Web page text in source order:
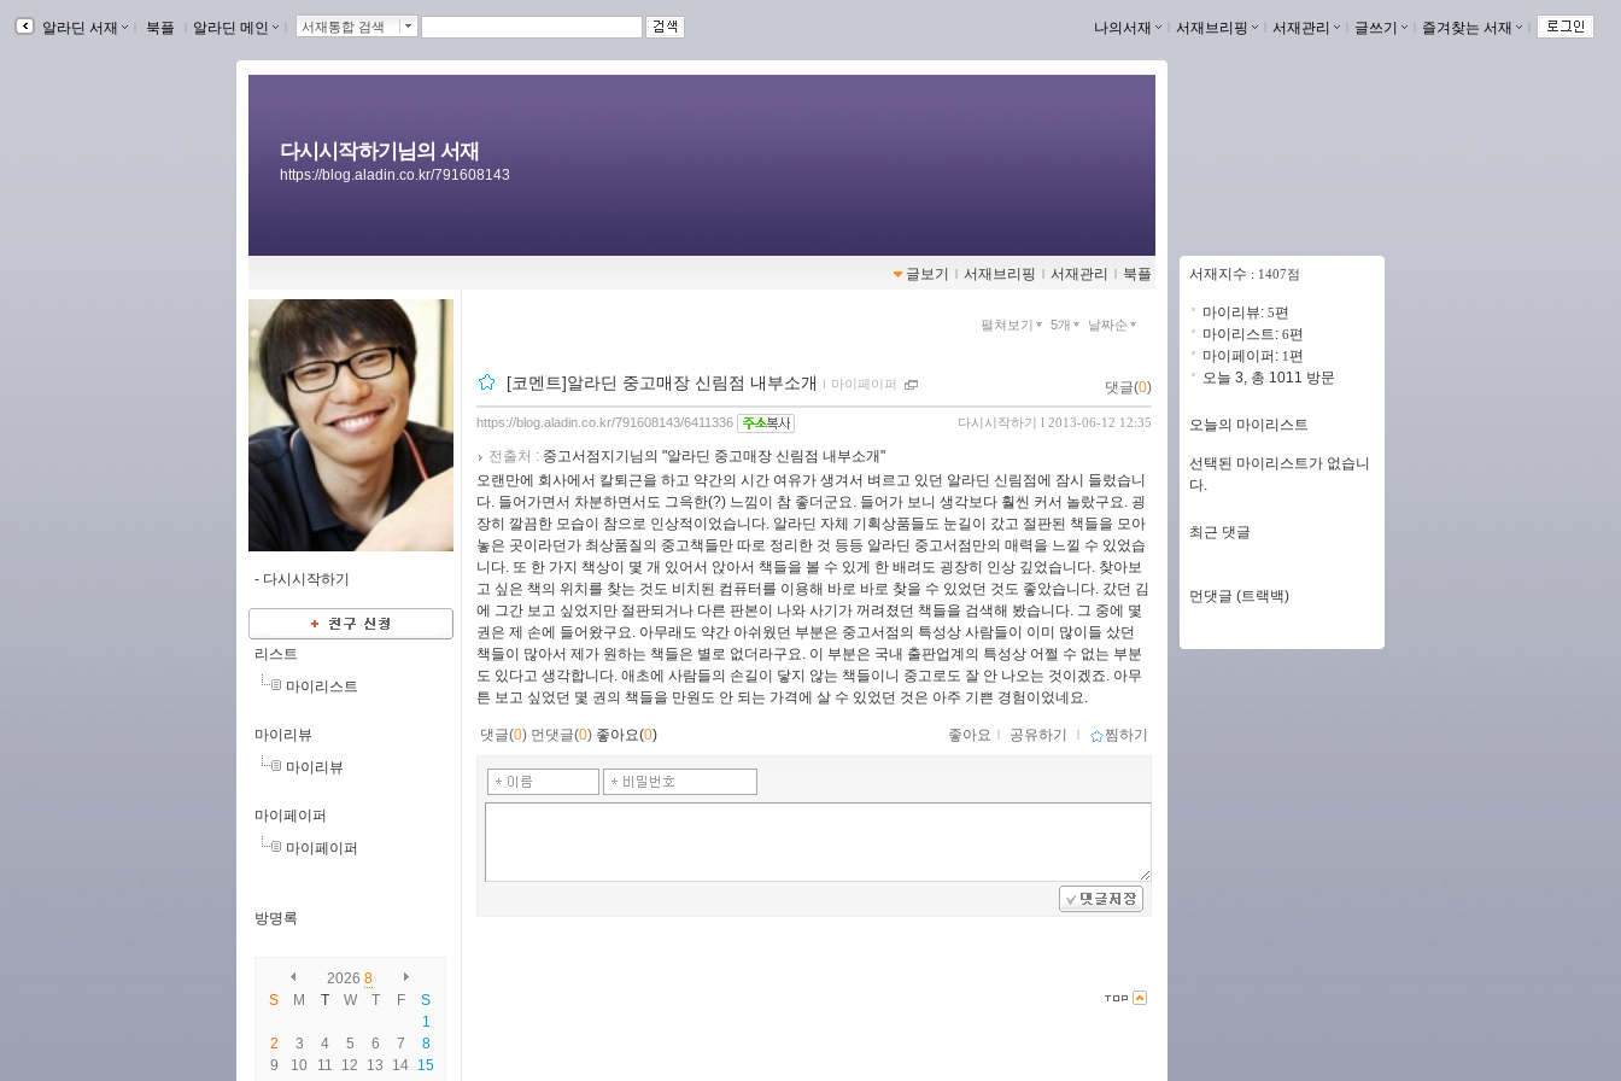
알라딘 서재 북플 알라딘 메인 서재통합 검색 나의서재 서재브리핑 서재관리 글쓰기 즐겨찾는 서재
다시시작하기님의 서재
https://blog.aladin.co.kr/791608143
글보기 ｌ 서재브리핑 ｌ 서재관리 ｌ 북플
- 다시시작하기
리스트
마이리스트
마이리뷰
마이리뷰
마이페이퍼
마이페이퍼
방명록
2026 8
S
M T W T F
S
1
2
3 4 5 6 7
8
9
10 11 12 13 14 15
펼쳐보기 5개 날짜순
[코멘트]알라딘 중고매장 신림점 내부소개 ｌ 마이페이퍼 댓글(0)
다시시작하기 l 2013-06-12 12:35
https://blog.aladin.co.kr/791608143/6411336
전출처 : 중고서점지기님의 "알라딘 중고매장 신림점 내부소개"
오랜만에 회사에서 칼퇴근을 하고 약간의 시간 여유가 생겨서 벼르고 있던 알라딘 신림점에 잠시 들렀습니
다. 들어가면서 차분하면서도 그윽한(?) 느낌이 참 좋더군요. 들어가 보니 생각보다 훨씬 커서 놀랐구요. 굉
장히 깔끔한 모습이 참으로 인상적이었습니다. 알라딘 자체 기획상품들도 눈길이 갔고 절판된 책들을 모아
놓은 곳이라던가 최상품질의 중고책들만 따로 정리한 것 등등 알라딘 중고서점만의 매력을 느낄 수 있었습
니다. 또 한 가지 책상이 몇 개 있어서 앉아서 책들을 볼 수 있게 한 배려도 굉장히 인상 깊었습니다. 찾아보
고 싶은 책의 위치를 찾는 것도 비치된 컴퓨터를 이용해 바로 바로 찾을 수 있었던 것도 좋았습니다. 갔던 김
에 그간 보고 싶었지만 절판되거나 다른 판본이 나와 사기가 꺼려졌던 책들을 검색해 봤습니다. 그 중에 몇
권은 제 손에 들어왔구요. 아무래도 약간 아쉬웠던 부분은 중고서점의 특성상 사람들이 이미 많이들 샀던
책들이 많아서 제가 원하는 책들은 별로 없더라구요. 이 부분은 국내 출판업계의 특성상 어쩔 수 없는 부분
도 있다고 생각합니다. 애초에 사람들의 손길이 닿지 않는 책들이니 중고로도 잘 안 나오는 것이겠죠. 아무
튼 보고 싶었던 몇 권의 책들을 만원도 안 되는 가격에 살 수 있었던 것은 아주 기쁜 경험이었네요.
댓글(0) 먼댓글(0) 좋아요(0) 좋아요 ｌ 공유하기 ｌ 찜하기
서재지수 : 1407점
마이리뷰: 5편
마이리스트: 6편
마이페이퍼: 1편
오늘 3, 총 1011 방문
오늘의 마이리스트
선택된 마이리스트가 없습니
다.
최근 댓글
먼댓글 (트랙백)